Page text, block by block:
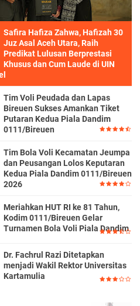
Safira Hafiza Zahwa, Hafizah 30
Juz Asal Aceh Utara, Raih
Predikat Lulusan Berprestasi
Khusus dan Cum Laude di UIN
Tim Voli Peudada dan Lapas
Bireuen Sukses Amankan Tiket
Putaran Kedua Piala Dandim
0111/Bireuen
Tim Bola Voli Kecamatan Jeumpa
dan Peusangan Lolos Keputaran
Kedua Piala Dandim 0111/Bireuen
2026
Meriahkan HUT RI ke 81 Tahun,
Kodim 0111/Bireuen Gelar
Turnamen Bola Voli Piala Dandim
Dr. Fachrul Razi Ditetapkan
menjadi Wakil Rektor Universitas
Kartamulia